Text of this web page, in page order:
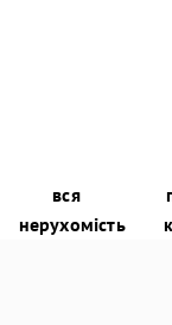
вся
нерухомість